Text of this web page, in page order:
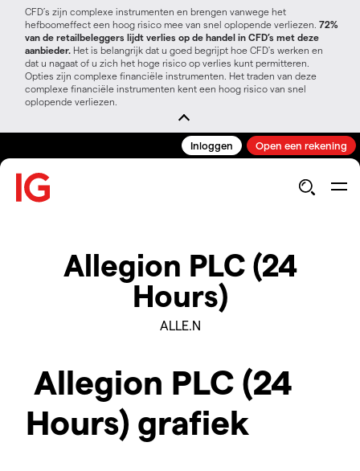
CFD’s zijn complexe instrumenten en brengen vanwege het
hefboomeffect een hoog risico mee van snel oplopende verliezen. 72%
van de retailbeleggers lijdt verlies op de handel in CFD’s met deze
aanbieder. Het is belangrijk dat u goed begrijpt hoe CFD's werken en
dat u nagaat of u zich het hoge risico op verlies kunt permitteren.
Opties zijn complexe financiële instrumenten. Het traden van deze
complexe financiële instrumenten kent een hoog risico van snel
oplopende verliezen.
Inloggen Open een rekening
Allegion PLC (24
Hours)
ALLE.N
Allegion PLC (24
Hours) grafiek